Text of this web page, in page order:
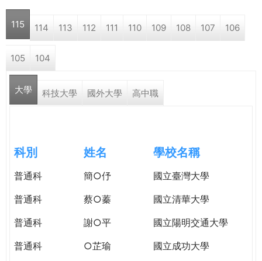
中
學
格。
u
a
r
e
e
r
e
115 114 113 112 111 110 109 108 107 106
105 104
大學 科技大學 國外大學 高中職
科別 姓名 學校名稱
普通科 簡○伃
國立臺灣大學
普通科
蔡○蓁
國立清華大學
普通科
謝○平
國立陽明交通大學
普通科
○芷瑜
國立成功大學